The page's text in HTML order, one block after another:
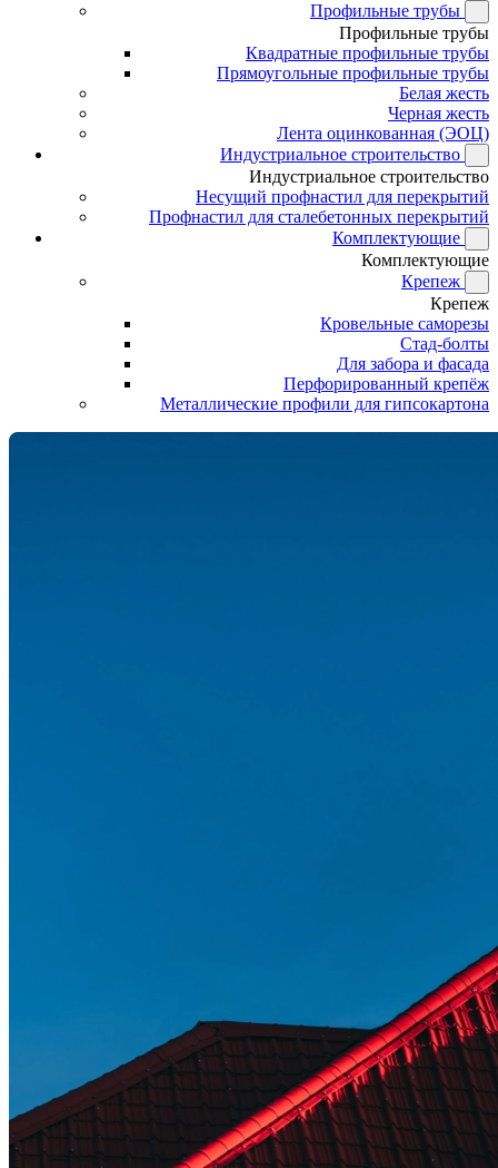
Профильные трубы
Профильные трубы
Квадратные профильные трубы
Прямоугольные профильные трубы
Белая жесть
Черная жесть
Лента оцинкованная (ЭОЦ)
Индустриальное строительство
Индустриальное строительство
Несущий профнастил для перекрытий
Профнастил для сталебетонных перекрытий
Комплектующие
Комплектующие
Крепеж
Крепеж
Кровельные саморезы
Стад-болты
Для забора и фасада
Перфорированный крепёж
Металлические профили для гипсокартона